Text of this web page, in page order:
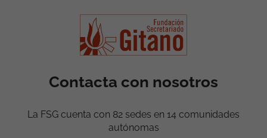
Contacta con nosotros
La FSG cuenta con 82 sedes en 14 comunidades
autónomas